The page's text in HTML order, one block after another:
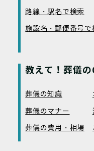
路線・駅名で検索
施設名・郵便番号で
教えて！葬儀
葬儀の知識
葬儀のマナー
葬儀の費用・相場